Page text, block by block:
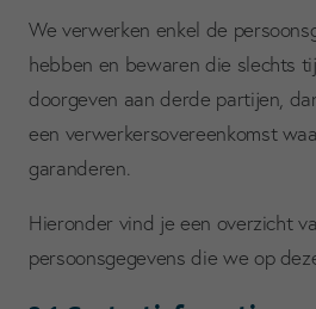
We verwerken enkel de
hebben en bewaren die slechts
doorgeven aan derde partijen,
een verwerkersovereenkomst
garanderen.
Hieronder vind je een overzicht
persoonsgegevens die we op